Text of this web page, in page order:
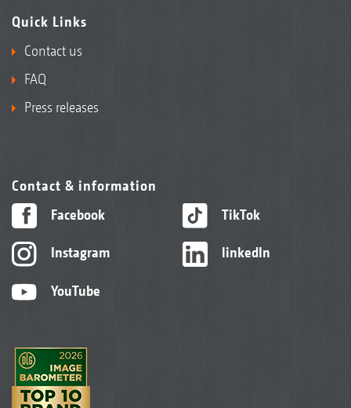
Quick Links
Contact us
FAQ
Press releases
Contact & information
Facebook
Instagram
YouTube
TikTok
linkedIn